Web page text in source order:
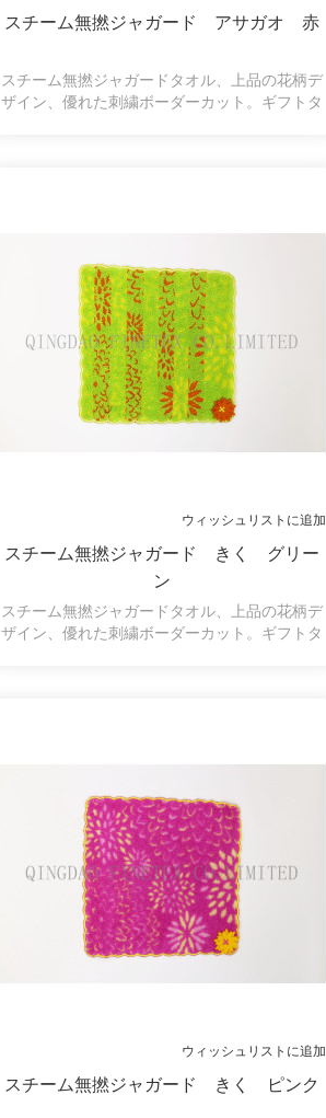
スチーム無撚ジャガード アサガオ 赤
スチーム無撚ジャガードタオル、上品の花柄デ
ザイン、優れた刺繍ボーダーカット。ギフトタ
ウィッシュリストに追加
スチーム無撚ジャガード きく グリー
ン
スチーム無撚ジャガードタオル、上品の花柄デ
ザイン、優れた刺繍ボーダーカット。ギフトタ
ウィッシュリストに追加
スチーム無撚ジャガード きく ピンク